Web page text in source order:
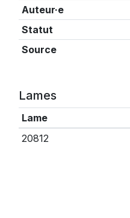
Auteur·e
Statut
Source
Lames
Lame
20812